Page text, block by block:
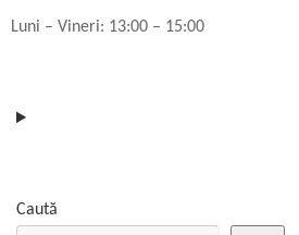
Luni – Vineri: 13:00 – 15:00
Caută